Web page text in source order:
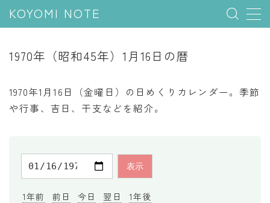
KOYOMI NOTE
五節句
二十四節気
1970年（昭和45年）1月16日の暦
1970年1月16日（金曜日）の日めくりカレンダー。季節
や行事、吉日、干支などを紹介。
1年前 前日 今日 翌日 1年後